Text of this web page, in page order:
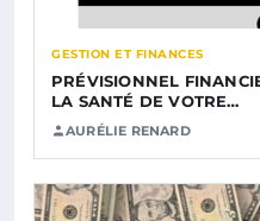
GESTION ET FINANCES
PRÉVISIONNEL
LA SANTÉ DE VOTRE…
AURÉLIE RENARD